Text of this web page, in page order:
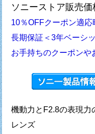
ソニーストア販売価
10％OFFクーポン適応
長期保証＜3年ベーシ
お手持ちのクーポンや
機動力とF2.8の表現力
レンズ